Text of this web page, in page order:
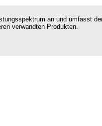
an und umfasst
verwandten Produkten.